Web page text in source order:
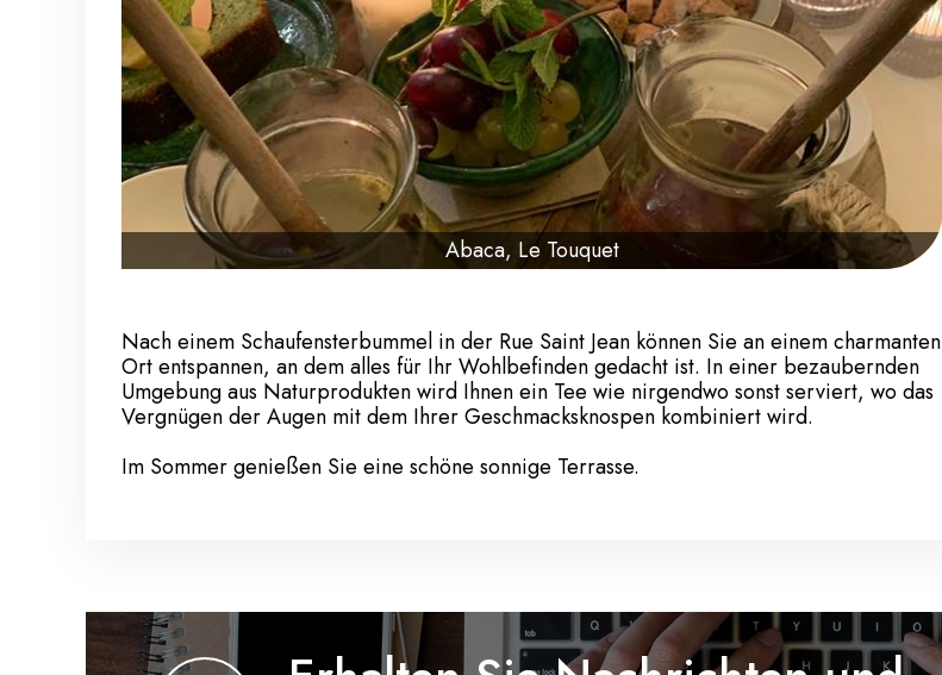
Abaca, Le Touquet
Nach einem Schaufensterbummel in der Rue Saint Jean können Sie an einem charmanten
Ort entspannen, an dem alles für Ihr Wohlbefinden gedacht ist. In einer bezaubernden
Umgebung aus Naturprodukten wird Ihnen ein Tee wie nirgendwo sonst serviert, wo das
Vergnügen der Augen mit dem Ihrer Geschmacksknospen kombiniert wird.
Im Sommer genießen Sie eine schöne sonnige Terrasse.